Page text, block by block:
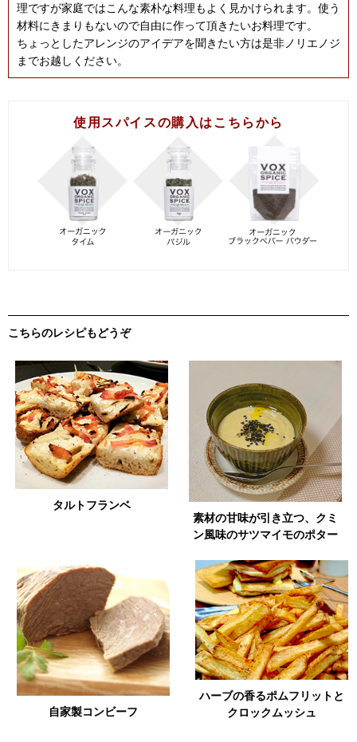
理ですが家庭ではこんな素朴な料理もよく見かけられます。使う
材料にきまりもないので自由に作って頂きたいお料理です。
ちょっとしたアレンジのアイデアを聞きたい方は是非ノリエノジ
までお越しください。
使用スパイスの購入はこちらから
こちらのレシピもどうぞ
タルトフランベ
素材の甘味が引き立つ、クミ
ン風味のサツマイモのポター
自家製コンビーフ
ハーブの香るポムフリットと
クロックムッシュ